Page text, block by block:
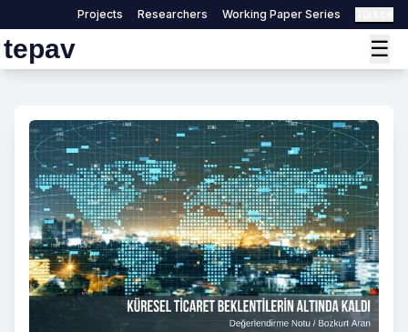
Projects Researchers Working Paper Series
tepav ☰